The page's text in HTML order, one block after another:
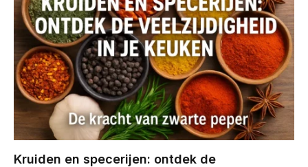
Kruiden en specerijen: ontdek de